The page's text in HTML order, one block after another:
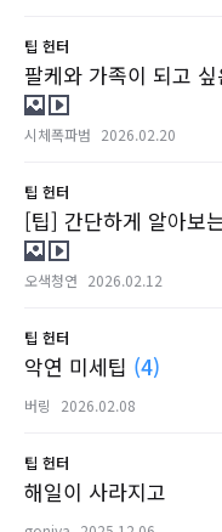
팁 헌터
팔케와 가족이 되고
시체폭파범 2026.02.20
팁 헌터
[팁] 간단하게 알아보
오색청연 2026.02.12
팁 헌터
악연 미세팁 (4)
버링 2026.02.08
팁 헌터
해일이 사라지고